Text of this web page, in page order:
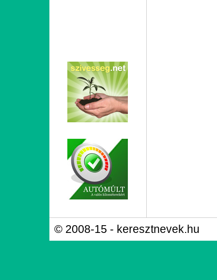
© 2008-15 - keresztnevek.hu